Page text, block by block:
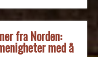
fra Norden:
med å